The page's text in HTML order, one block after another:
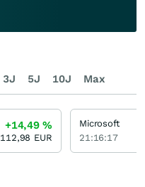
3J 5J 10J Max
+14,49%
112,98 EUR
Microsoft
21:16:17